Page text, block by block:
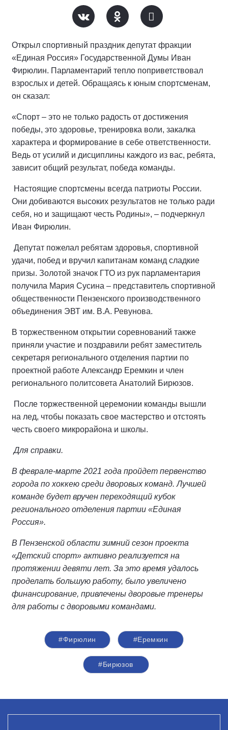
Открыл спортивный праздник депутат фракции
«Единая Россия» Государственной Думы Иван
Фирюлин. Парламентарий тепло поприветствовал
взрослых и детей. Обращаясь к юным спортсменам,
он сказал:
«Спорт – это не только радость от достижения
победы, это здоровье, тренировка воли, закалка
характера и формирование в себе ответственности.
Ведь от усилий и дисциплины каждого из вас, ребята,
зависит общий результат, победа команды.
Настоящие спортсмены всегда патриоты России.
Они добиваются высоких результатов не только ради
себя, но и защищают честь Родины», – подчеркнул
Иван Фирюлин.
Депутат пожелал ребятам здоровья, спортивной
удачи, побед и вручил капитанам команд сладкие
призы. Золотой значок ГТО из рук парламентария
получила Мария Сусина – представитель спортивной
общественности Пензенского производственного
объединения ЭВТ им. В.А. Ревунова.
В торжественном открытии соревнований также
приняли участие и поздравили ребят заместитель
секретаря регионального отделения партии по
проектной работе Александр Еремкин и член
регионального политсовета Анатолий Бирюзов.
После торжественной церемонии команды вышли
на лед, чтобы показать свое мастерство и отстоять
честь своего микрорайона и школы.
Для справки.
В феврале-марте 2021 года пройдет первенство
города по хоккею среди дворовых команд. Лучшей
команде будет вручен переходящий кубок
регионального отделения партии «Единая
Россия».
В Пензенской области зимний сезон проекта
«Детский спорт» активно реализуется на
протяжении девяти лет. За это время удалось
проделать большую работу, было увеличено
финансирование, привлечены дворовые тренеры
для работы с дворовыми командами.
#Фирюлин #Еремкин
#Бирюзов